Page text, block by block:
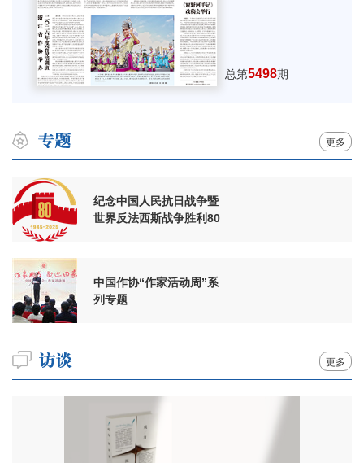
总第5498期
更多
纪念中国人民抗日战争暨
世界反法西斯战争胜利80
中国作协“作家活动周”系
列专题
更多